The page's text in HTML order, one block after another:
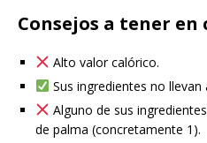
Consejos a tener en
Alto valor calórico.
Sus ingredientes no llevan
Alguno de sus
de palma (concretamente 1).